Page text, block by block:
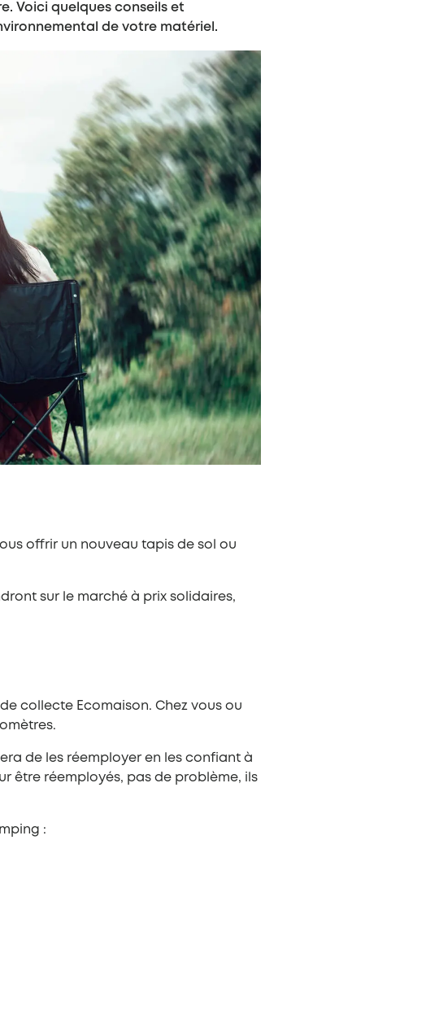
Voici quelques conseils et
de votre matériel.
offrir un nouveau tapis de sol ou
sur le marché à prix solidaires,
collecte Ecomaison. Chez vous ou
de les réemployer en les confiant à
être réemployés, pas de problème, ils
: